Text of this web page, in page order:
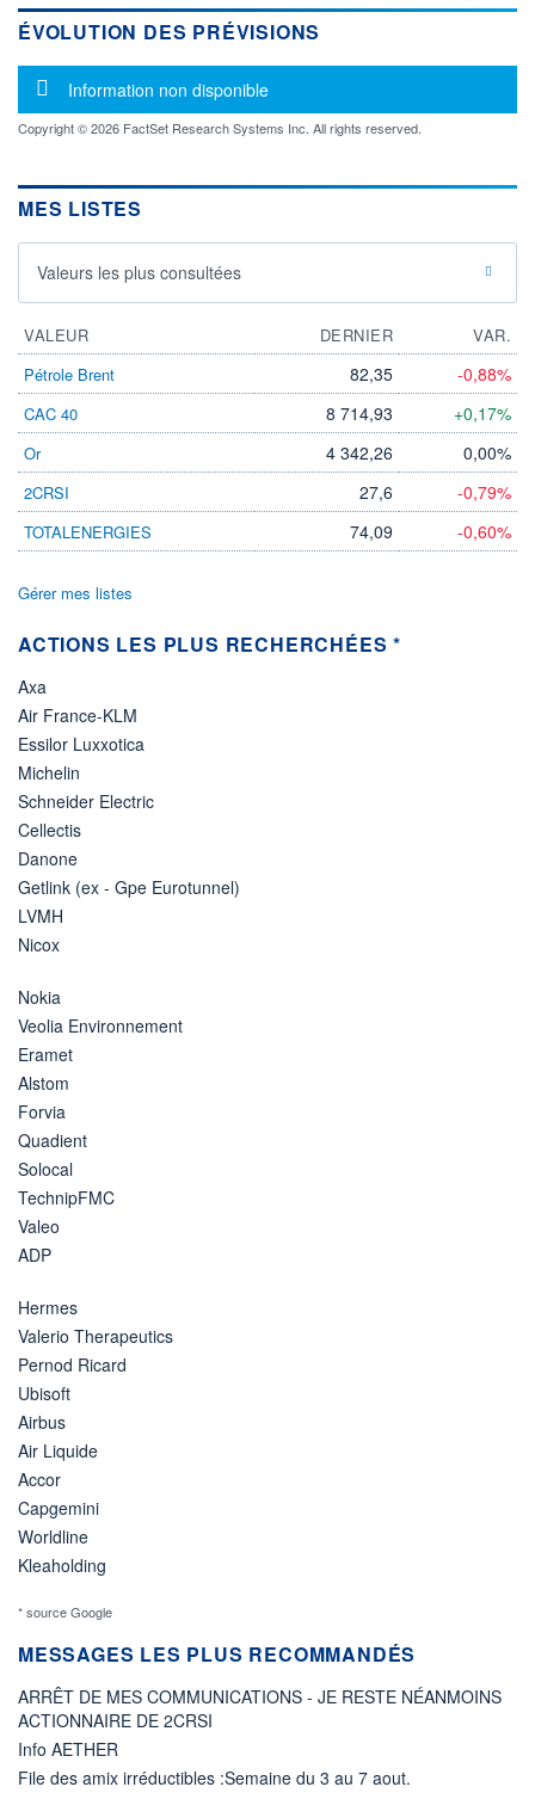
LIMITE À LA
BAISSE
0,000
LIMITE À LA
HAUSSE
0,000
RENDEMENT
ESTIMÉ 2026
- -
0,00 CAD
-
ÉLIGIBILITÉ
Non éligible
Boursobank
+ PORTEFEUILLE + LISTE
ÉVOLUTION DES PRÉVISIONS
Message d'information
Information non disponible
Copyright © 2026 FactSet Research Systems Inc. All rights reserved.
MES LISTES
Valeurs les plus consultées
VALEUR DERNIER
VAR.
Pétrole Brent
82,35 -0,88%
CAC 40 8 714,93 +0,17%
Or 4 342,26 0,00%
2CRSI 27,6 -0,79%
TOTALENERGIES 74,09 -0,60%
Gérer mes listes
ACTIONS LES PLUS RECHERCHÉES *
Axa
Air France-KLM
Essilor Luxxotica
Michelin
Schneider Electric
Cellectis
Danone
Getlink (ex - Gpe Eurotunnel)
LVMH
Nicox
Nokia
Veolia Environnement
Eramet
Alstom
Forvia
Quadient
Solocal
TechnipFMC
Valeo
ADP
Hermes
Valerio Therapeutics
Pernod Ricard
Ubisoft
Airbus
Air Liquide
Accor
Capgemini
Worldline
Kleaholding
* source Google
MESSAGES LES PLUS RECOMMANDÉS
ARRÊT DE MES COMMUNICATIONS - JE RESTE NÉANMOINS
ACTIONNAIRE DE 2CRSI
Info AETHER
File des amix irréductibles :Semaine du 3 au 7 aout.